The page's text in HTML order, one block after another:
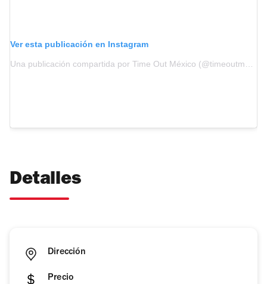
Ver esta publicación en Instagram
Una publicación compartida por Time Out México (@timeoutmexico)
Detalles
Dirección
Precio